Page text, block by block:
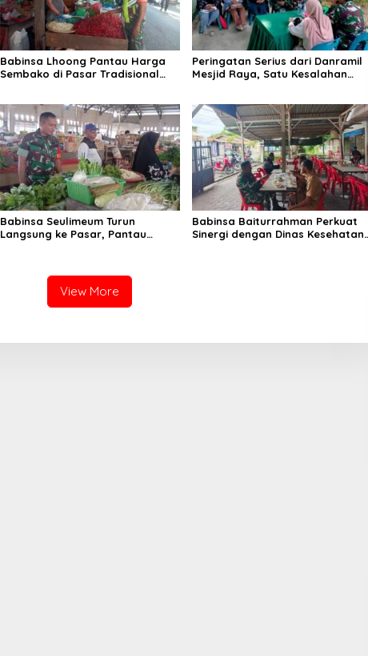
Babinsa Lhoong Pantau Harga
Sembako di Pasar Tradisional
Peringatan Serius dari Danramil
Mesjid Raya, Satu Kesalahan
Babinsa Seulimeum Turun
Langsung ke Pasar, Pantau
Babinsa Baiturrahman Perkuat
Sinergi dengan Dinas Kesehatan,
View More